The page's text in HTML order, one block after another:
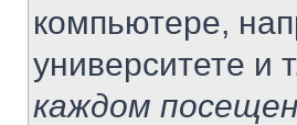
компьютере,
университете и
каждом